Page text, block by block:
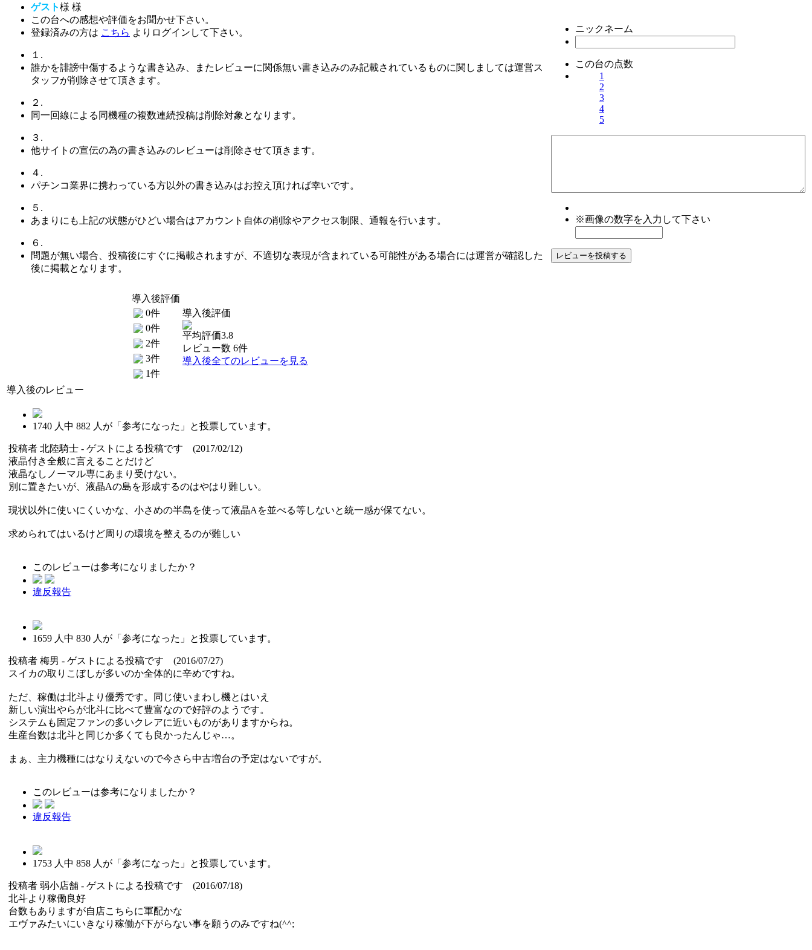
ゲスト様 様
この台への感想や評価をお聞かせ下さい。
登録済みの方は こちら よりログインして下さい。
１.
誰かを誹謗中傷するような書き込み、またレビューに関係無い書き込みのみ記載されているものに関しましては運営ス
タッフが削除させて頂きます。
２.
同一回線による同機種の複数連続投稿は削除対象となります。
３.
他サイトの宣伝の為の書き込みのレビューは削除させて頂きます。
４.
パチンコ業界に携わっている方以外の書き込みはお控え頂ければ幸いです。
５.
あまりにも上記の状態がひどい場合はアカウント自体の削除やアクセス制限、通報を行います。
６.
問題が無い場合、投稿後にすぐに掲載されますが、不適切な表現が含まれている可能性がある場合には運営が確認した
後に掲載となります。
ニックネーム
この台の点数
1
2
3
4
5
※画像の数字を入力して下さい
導入後評価
0件
0件
2件
3件
1件
導入後評価
平均評価3.8
レビュー数 6件
導入後全てのレビューを見る
導入後のレビュー
1740 人中 882 人が「参考になった」と投票しています。
投稿者 北陸騎士 - ゲストによる投稿です (2017/02/12)
液晶付き全般に言えることだけど
液晶なしノーマル専にあまり受けない。
別に置きたいが、液晶Aの島を形成するのはやはり難しい。
現状以外に使いにくいかな、小さめの半島を使って液晶Aを並べる等しないと統一感が保てない。
求められてはいるけど周りの環境を整えるのが難しい
このレビューは参考になりましたか？
違反報告
1659 人中 830 人が「参考になった」と投票しています。
投稿者 梅男 - ゲストによる投稿です (2016/07/27)
スイカの取りこぼしが多いのか全体的に辛めですね。
ただ、稼働は北斗より優秀です。同じ使いまわし機とはいえ
新しい演出やらが北斗に比べて豊富なので好評のようです。
システムも固定ファンの多いクレアに近いものがありますからね。
生産台数は北斗と同じか多くても良かったんじゃ…。
まぁ、主力機種にはなりえないので今さら中古増台の予定はないですが。
このレビューは参考になりましたか？
違反報告
1753 人中 858 人が「参考になった」と投票しています。
投稿者 弱小店舗 - ゲストによる投稿です (2016/07/18)
北斗より稼働良好
台数もありますが自店こちらに軍配かな
エヴァみたいにいきなり稼働が下がらない事を願うのみですね(^^;